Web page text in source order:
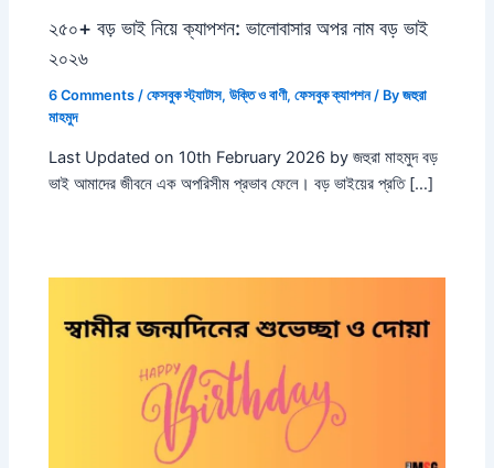
২৫০+ বড় ভাই নিয়ে ক্যাপশন: ভালোবাসার অপর নাম বড় ভাই
২০২৬
6 Comments /ফেসবুক স্ট্যাটাস,উক্তি ও বাণী,ফেসবুক ক্যাপশন/ Byজহুরা
মাহমুদ
Last Updated on 10th February 2026 by জহুরা মাহমুদ বড়
ভাই আমাদের জীবনে এক অপরিসীম প্রভাব ফেলে। বড় ভাইয়ের প্রতি […]